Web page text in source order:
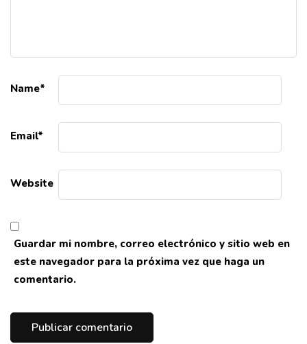
Name*
Email*
Website
Guardar mi nombre, correo electrónico y sitio web en
este navegador para la próxima vez que haga un
comentario.